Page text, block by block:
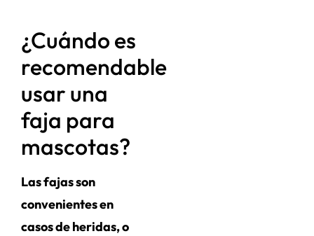
¿Cuándo es
recomendable
usar una
faja para
mascotas?
Las fajas son
convenientes en
casos de heridas, o